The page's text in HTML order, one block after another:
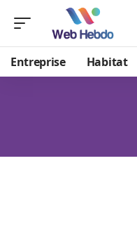
Entreprise Habitat